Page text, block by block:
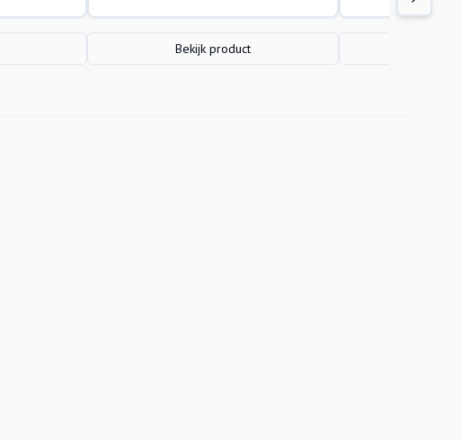
Bekijk product